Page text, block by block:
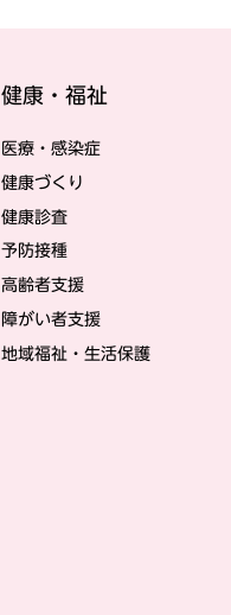
健康・福祉
医療・感染症
健康づくり
健康診査
予防接種
高齢者支援
障がい者支援
地域福祉・生活保護